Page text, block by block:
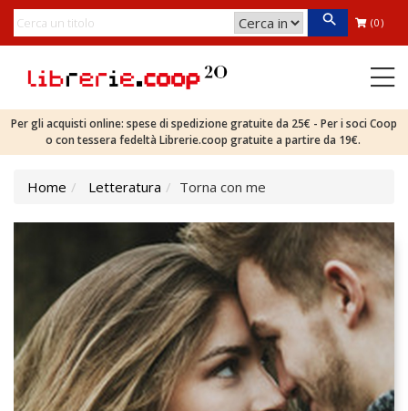
(0)
Per gli acquisti online: spese di spedizione gratuite da 25€ - Per i soci Coop
o con tessera fedeltà Librerie.coop gratuite a partire da 19€.
Home Letteratura Torna con me